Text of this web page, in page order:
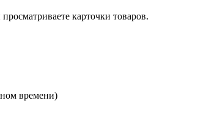
карточки товаров.
времени)